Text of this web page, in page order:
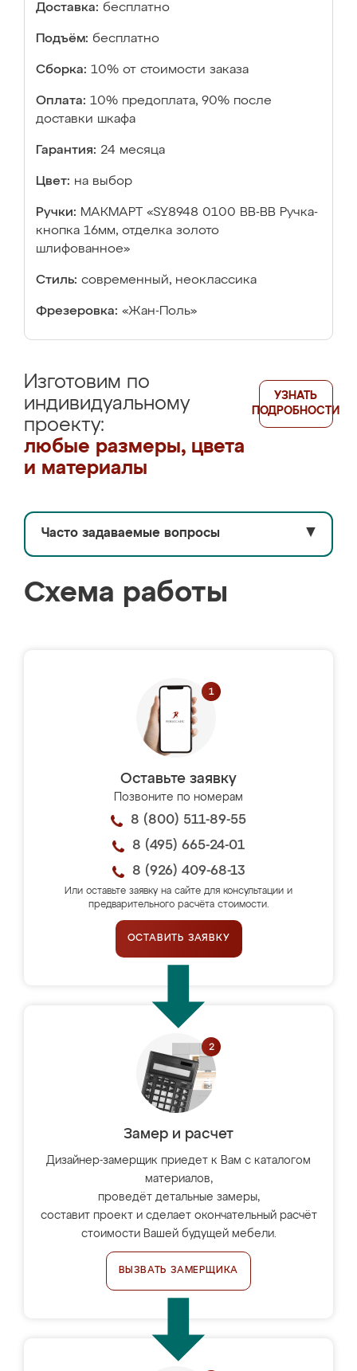
Доставка: бесплатно
Подъём: бесплатно
Сборка: 10% от стоимости заказа
Оплата: 10% предоплата, 90% после
доставки шкафа
Гарантия: 24 месяца
Цвет: на выбор
Ручки: МАКМАРТ «SY8948 0100 BB-BB Ручка-
кнопка 16мм, отделка золото
шлифованное»
Стиль: современный, неоклассика
Фрезеровка: «Жан-Поль»
Изготовим по
индивидуальному
проекту:
любые размеры, цвета
и материалы
УЗНАТЬ
ПОДРОБНОСТИ
Часто задаваемые вопросы ▼
Схема работы
Оставьте заявку
Позвоните по номерам
8 (800) 511-89-55
8 (495) 665-24-01
8 (926) 409-68-13
Или оставьте заявку на сайте для консультации и
предварительного расчёта стоимости.
ОСТАВИТЬ ЗАЯВКУ
Замер и расчет
Дизайнер-замерщик приедет к Вам с каталогом
материалов,
проведёт детальные замеры,
составит проект и сделает окончательный расчёт
стоимости Вашей будущей мебели.
ВЫЗВАТЬ ЗАМЕРЩИКА